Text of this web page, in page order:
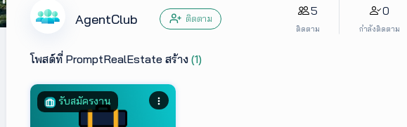
AgentClub ติดตาม
5
ติดตาม
0
กำลังติดตาม
โพสต์ที่ PromptRealEstate สร้าง (1)
รับสมัครงาน